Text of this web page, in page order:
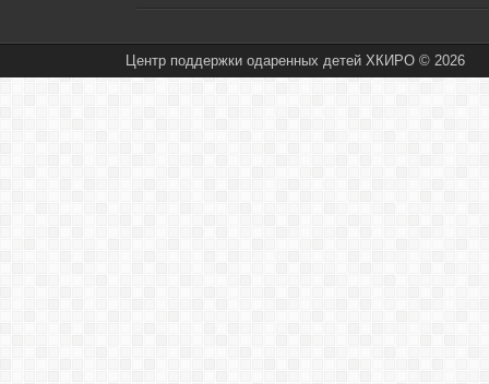
Центр поддержки одаренных детей ХКИРО © 2026